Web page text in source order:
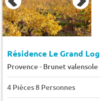
Résidence Le Grand
Provence- Brunet valensole
4 Pièces 8 Personnes